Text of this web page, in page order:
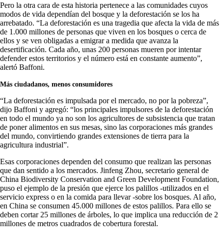
Pero la otra cara de esta historia pertenece a las comunidades cuyos
modos de vida dependían del bosque y la deforestación se los ha
arrebatado. “La deforestación es una tragedia que afecta la vida de más
de 1.000 millones de personas que viven en los bosques o cerca de
ellos y se ven obligadas a emigrar a medida que avanza la
desertificación. Cada año, unas 200 personas mueren por intentar
defender estos territorios y el número está en constante aumento”,
alertó Baffoni.
Más ciudadanos, menos consumidores
“La deforestación es impulsada por el mercado, no por la pobreza”,
dijo Baffoni y agregó: “los principales impulsores de la deforestación
en todo el mundo ya no son los agricultores de subsistencia que tratan
de poner alimentos en sus mesas, sino las corporaciones más grandes
del mundo, convirtiendo grandes extensiones de tierra para la
agricultura industrial”.
Esas corporaciones dependen del consumo que realizan las personas
que dan sentido a los mercados. Jinfeng Zhou, secretario general de
China Biodiversity Conservation and Green Development Foundation,
puso el ejemplo de la presión que ejerce los palillos -utilizados en el
servicio express o en la comida para llevar -sobre los bosques. Al año,
en China se consumen 45.000 millones de estos palillos. Para ello se
deben cortar 25 millones de árboles, lo que implica una reducción de 2
millones de metros cuadrados de cobertura forestal.